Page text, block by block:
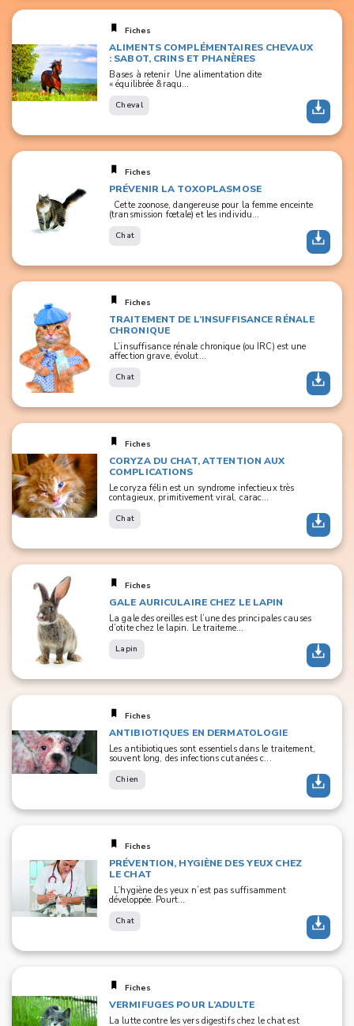
Fiches
ALIMENTS COMPLÉMENTAIRES CHEVAUX
: SABOT, CRINS ET PHANÈRES
Bases à retenir Une alimentation dite
« équilibrée &raqu...
Cheval
Fiches
PRÉVENIR LA TOXOPLASMOSE
Cette zoonose, dangereuse pour la femme enceinte
(transmission fœtale) et les individu...
Chat
Fiches
TRAITEMENT DE L’INSUFFISANCE RÉNALE
CHRONIQUE
L’insuffisance rénale chronique (ou IRC) est une
affection grave, évolut...
Chat
Fiches
CORYZA DU CHAT, ATTENTION AUX
COMPLICATIONS
Le coryza félin est un syndrome infectieux très
contagieux, primitivement viral, carac...
Chat
Fiches
GALE AURICULAIRE CHEZ LE LAPIN
La gale des oreilles est l’une des principales causes
d’otite chez le lapin. Le traiteme...
Lapin
Fiches
ANTIBIOTIQUES EN DERMATOLOGIE
Les antibiotiques sont essentiels dans le traitement,
souvent long, des infections cutanées c...
Chien
Fiches
PRÉVENTION, HYGIÈNE DES YEUX CHEZ
LE CHAT
L’hygiène des yeux n’est pas suffisamment
développée. Pourt...
Chat
Fiches
VERMIFUGES POUR L’ADULTE
La lutte contre les vers digestifs chez le chat est